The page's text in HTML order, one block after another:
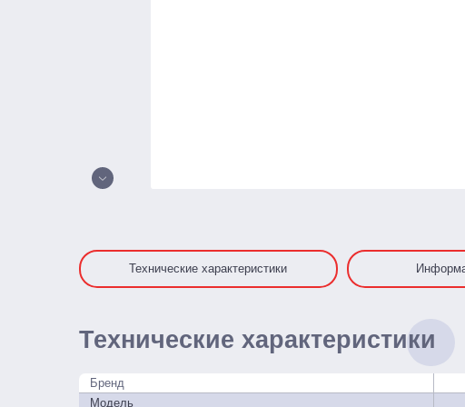
Технические характеристики
Технические характеристики
Бренд
Модель